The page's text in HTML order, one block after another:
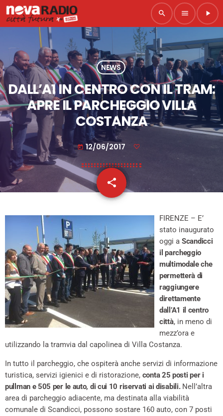
search menu play_arrow
NEWS
DALL’A1 IN CENTRO CON IL TRAM:
APRE IL PARCHEGGIO VILLA
COSTANZA
today 12/06/2017
share
email
FIRENZE – E’
stato inaugurato
oggi a Scandicci
il parcheggio
multimodale che
permetterà di
raggiungere
direttamente
dall’A1 il centro
città, in meno di
mezz’ora e
utilizzando la tramvia dal capolinea di Villa Costanza.
In tutto il parcheggio, che ospiterà anche servizi di informazione
turistica, servizi igienici e di ristorazione, conta 25 posti per i
pullman e 505 per le auto, di cui 10 riservati ai disabili.Nell’altra
area di parcheggio adiacente, ma destinata alla viabilità
comunale di Scandicci, possono sostare 160 auto, con 7 posti